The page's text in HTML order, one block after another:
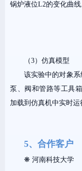
锅炉液位L2的变化曲线
（3）仿真模型
该实验中的对象
泵、阀和管路等工具
加载到仿真机中实时运
5、合作客户
❋ 河南科技大学